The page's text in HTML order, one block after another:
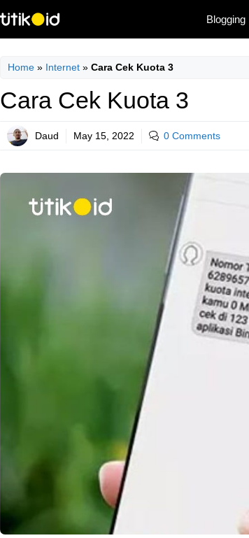
Blogging
Home» Internet» Cara Cek Kuota 3
Cara Cek Kuota 3
Daud May 15, 2022 0 Comments